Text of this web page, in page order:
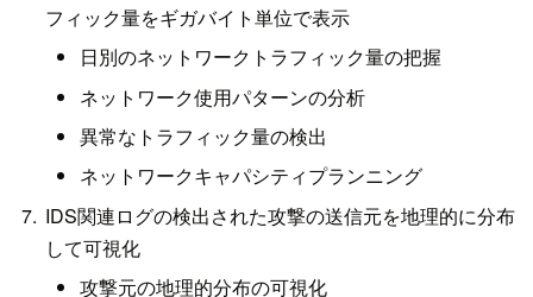
フィック量をギガバイト単位で表示
日別のネットワークトラフィック量の把握
ネットワーク使用パターンの分析
異常なトラフィック量の検出
ネットワークキャパシティプランニング
IDS関連ログの検出された攻撃の送信元を地理的に分布
して可視化
攻撃元の地理的分布の可視化